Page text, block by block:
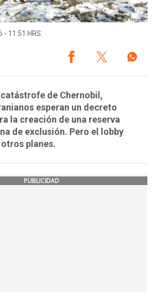
- 11:51 HRS.
de Chernobil,
esperan un decreto
la creación de una reserva
de exclusión. Pero el lobby
planes.
PUBLICIDAD